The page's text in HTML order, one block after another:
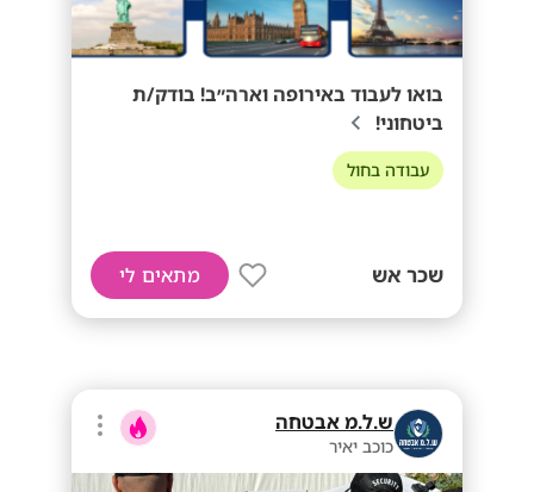
בואו לעבוד באירופה וארה״ב! בודק/ת
ביטחוני!
עבודה בחול
שכר אש מתאים לי
ש.ל.מ אבטחה
כוכב יאיר